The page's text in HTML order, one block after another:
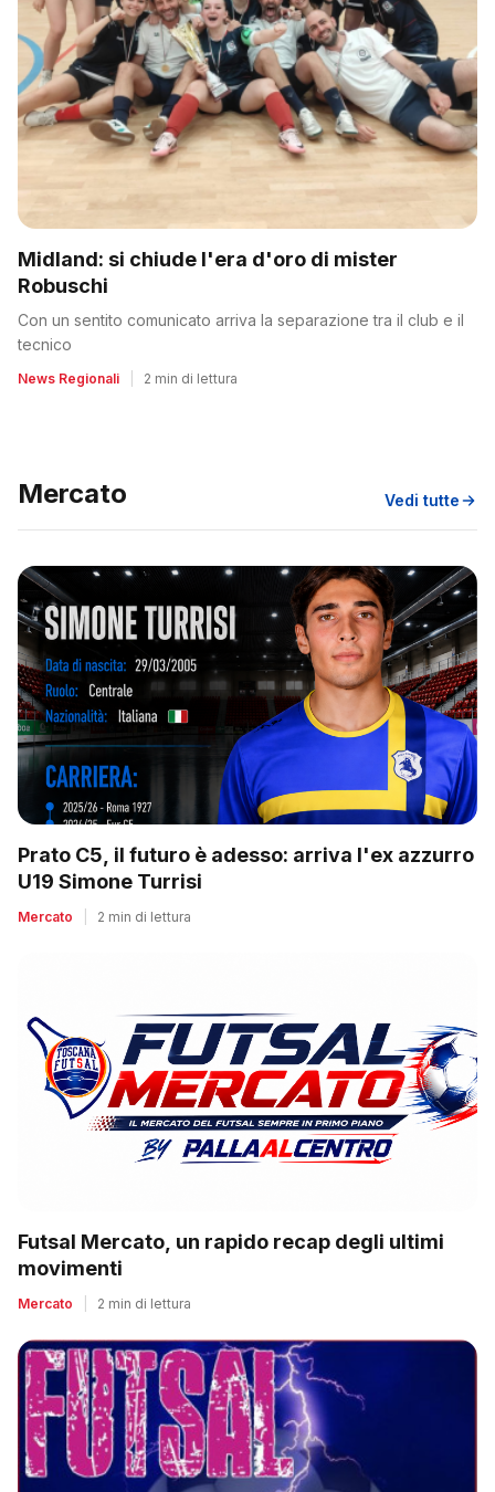
Midland: si chiude l'era d'oro di mister
Robuschi
Con un sentito comunicato arriva la separazione tra il club e il
tecnico
News Regionali 2 min di lettura
Mercato Vedi tutte
Prato C5, il futuro è adesso: arriva l'ex azzurro
U19 Simone Turrisi
Mercato 2 min di lettura
Futsal Mercato, un rapido recap degli ultimi
movimenti
Mercato 2 min di lettura